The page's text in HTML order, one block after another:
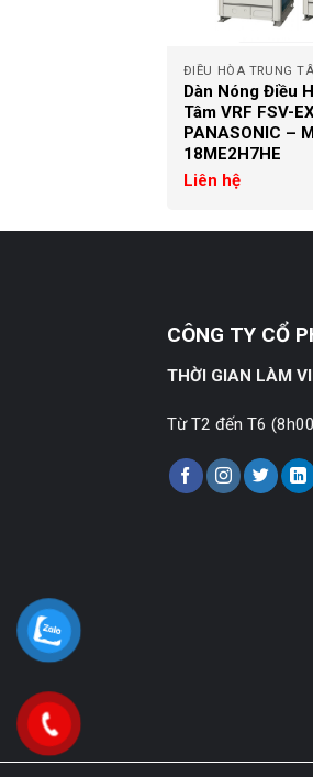
ĐIỀU HÒA TRUNG
Dàn Nóng Điều
Tâm VRF FSV-
PANASONIC –
18ME2H7HE
Liên hệ
CÔNG TY CỔ
THỜI GIAN LÀM
Từ T2 đến T6